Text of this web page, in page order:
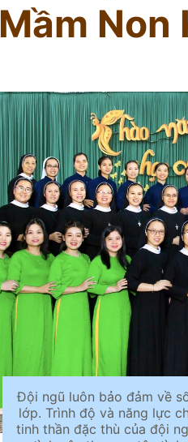
Mầm Non
Đội ngũ luôn bảo đảm về
lớp. Trình độ và năng lực
tinh thần đặc thù của đội